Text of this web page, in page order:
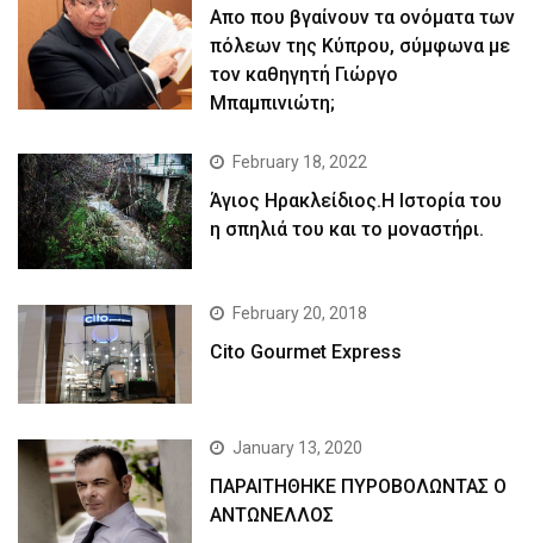
Απο που βγαίνουν τα ονόματα των
πόλεων της Κύπρου, σύμφωνα με
τον καθηγητή Γιώργο
Μπαμπινιώτη;
February 18, 2022
Άγιος Ηρακλείδιος.Η Ιστορία του
η σπηλιά του και το μοναστήρι.
February 20, 2018
Cito Gourmet Express
January 13, 2020
ΠΑΡΑΙΤΗΘΗΚΕ ΠΥΡΟΒΟΛΩΝΤΑΣ Ο
ΑΝΤΩΝΕΛΛΟΣ